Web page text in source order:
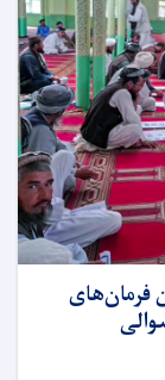
فرمان‌های